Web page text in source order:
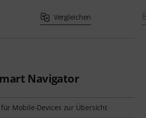
Vergleichen
Navigator
Mobile-Devices zur Übersicht